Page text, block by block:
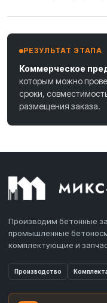
РЕЗУЛЬТАТ ЭТАПА
Коммерческое
которым можно
сроки,
размещения заказа.
Производим бетонные
промышленные
комплектующие и
Производство